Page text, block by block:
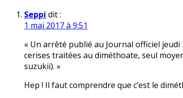
Seppi dit :
1 mai 2017 à 9:51
« Un arrêté publié au Journal officiel jeudi
cerises traitées au diméthoate, seul
suzukii). »
Hep ! Il faut comprendre que c’est le